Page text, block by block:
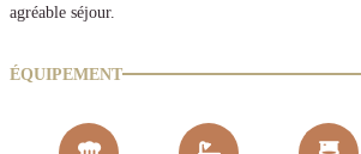
agréable séjour.
ÉQUIPEMENT